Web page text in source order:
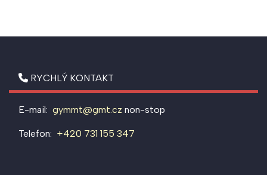
RYCHLÝ KONTAKT
E-mail: gymmt@gmt.cz non-stop
Telefon: +420 731 155 347